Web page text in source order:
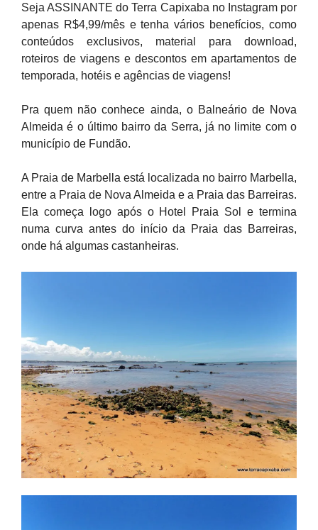
Seja ASSINANTE do Terra Capixaba no Instagram por
apenas R$4,99/mês e tenha vários benefícios, como
conteúdos exclusivos, material para download,
roteiros de viagens e descontos em apartamentos de
temporada, hotéis e agências de viagens!
Pra quem não conhece ainda, o Balneário de Nova
Almeida é o último bairro da Serra, já no limite com o
município de Fundão.
A Praia de Marbella está localizada no bairro Marbella,
entre a Praia de Nova Almeida e a Praia das Barreiras.
Ela começa logo após o Hotel Praia Sol e termina
numa curva antes do início da Praia das Barreiras,
onde há algumas castanheiras.